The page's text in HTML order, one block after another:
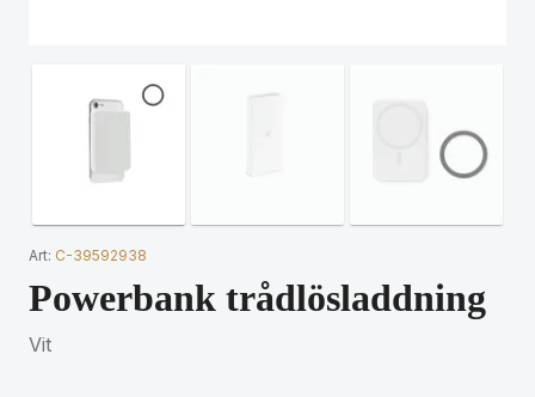
Art: C-39592938
Powerbank trådlösladdning
Vit